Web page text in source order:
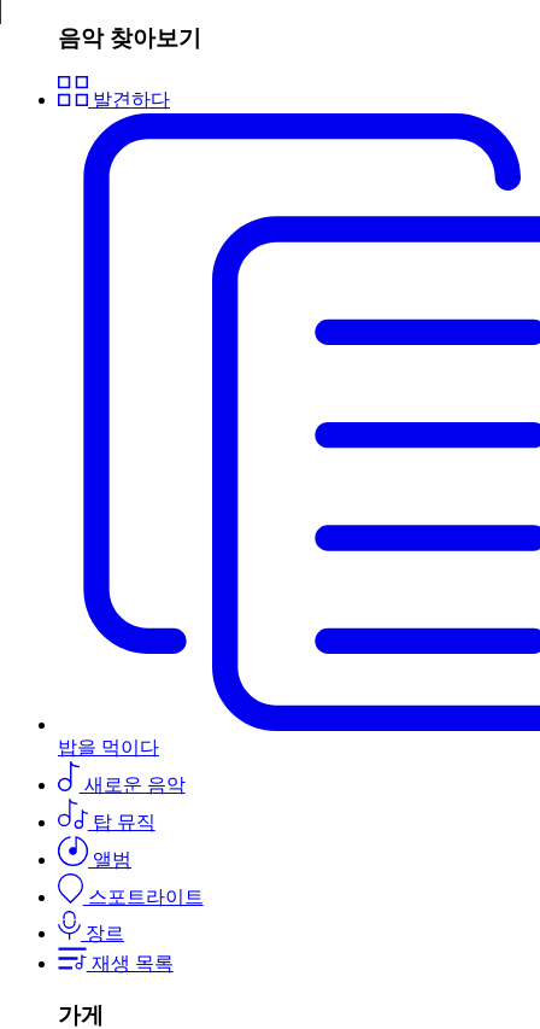
음악 찾아보기
발견하다
밥을 먹이다
새로운 음악
탑 뮤직
앨범
스포트라이트
장르
재생 목록
가게